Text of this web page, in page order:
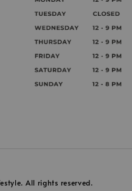
All rights reserved.